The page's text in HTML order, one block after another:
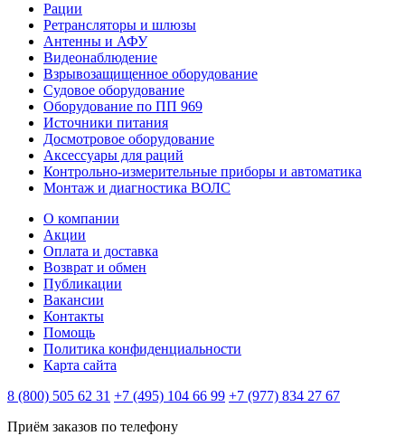
Рации
Ретрансляторы и шлюзы
Антенны и АФУ
Видеонаблюдение
Взрывозащищенное оборудование
Судовое оборудование
Оборудование по ПП 969
Источники питания
Досмотровое оборудование
Аксессуары для раций
Контрольно-измерительные приборы и автоматика
Монтаж и диагностика ВОЛС
О компании
Акции
Оплата и доставка
Возврат и обмен
Публикации
Вакансии
Контакты
Помощь
Политика конфиденциальности
Карта сайта
8 (800) 505 62 31 +7 (495) 104 66 99 +7 (977) 834 27 67
Приём заказов по телефону